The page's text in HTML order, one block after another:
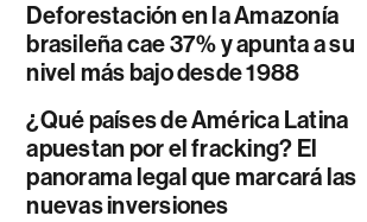
Deforestación en la Amazonía
brasileña cae 37% y apunta a su
nivel más bajo desde 1988
¿Qué países de América Latina
apuestan por el fracking? El
panorama legal que marcará las
nuevas inversiones